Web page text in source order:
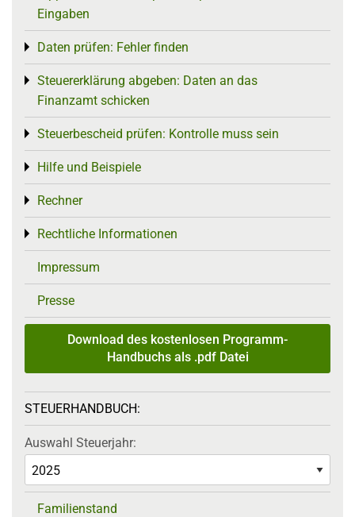
Eingaben
Daten prüfen: Fehler finden
Toggle menu
Steuererklärung abgeben: Daten an das
Finanzamt schicken
Toggle menu
Steuerbescheid prüfen: Kontrolle muss sein
Toggle menu
Hilfe und Beispiele
Toggle menu
Rechner
Toggle menu
Rechtliche Informationen
Toggle menu
Impressum
Presse
Download des kostenlosen Programm-
Handbuchs als .pdf Datei
STEUERHANDBUCH:
Auswahl Steuerjahr:
Familienstand